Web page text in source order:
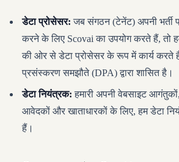
डेटा प्रोसेसर: जब संगठन (टेनेंट) अपनी भर्ती
करने के लिए Scovai का उपयोग करते हैं, तो
की ओर से डेटा प्रोसेसर के रूप में कार्य करते
प्रसंस्करण समझौते (DPA) द्वारा शासित है।
डेटा नियंत्रक: हमारी अपनी वेबसाइट
आवेदकों और खाताधारकों के लिए, हम डेटा
हैं।